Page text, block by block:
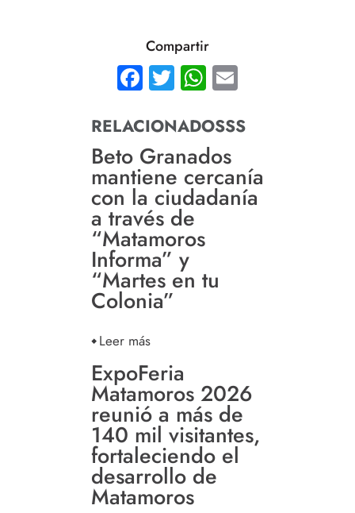
Compartir
Facebook
TwitterWhatsApp
RELACIONADOSSS
Beto Granados
mantiene cercanía
con la ciudadanía
a través de
“Matamoros
Informa” y
“Martes en tu
Colonia”
Leer más
ExpoFeria
Matamoros 2026
reunió a más de
140 mil visitantes,
fortaleciendo el
desarrollo de
Matamoros